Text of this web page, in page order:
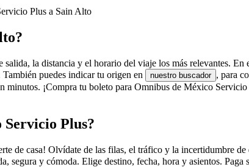
Plus a Sain Alto
la distancia y el horario del viaje los más relevantes. En
puedes indicar tu origen en
nuestro buscador , para
¡Compra tu boleto para Omnibus de México
Servicio Plus?
de casa! Olvídate de las filas, el tráfico y la incertidumbre
y cómoda. Elige destino, fecha, hora y asientos. Paga